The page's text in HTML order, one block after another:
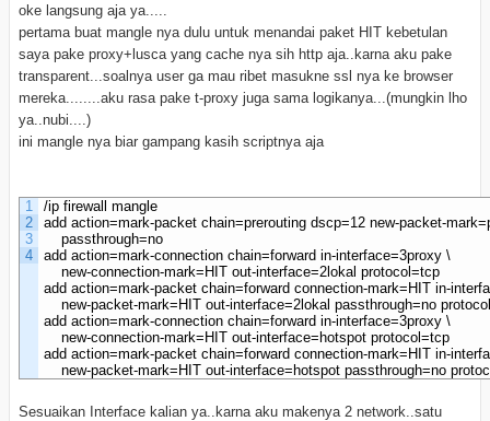
oke langsung aja ya.....
pertama buat mangle nya dulu untuk menandai paket HIT kebetulan
saya pake proxy+lusca yang cache nya sih http aja..karna aku pake
transparent...soalnya user ga mau ribet masukne ssl nya ke browser
mereka........aku rasa pake t-proxy juga sama logikanya...(mungkin lho
ya..nubi....)
ini mangle nya biar gampang kasih scriptnya aja
1
2
3
4
/ip firewall mangle
add action=mark-packet chain=prerouting dscp=12 new-packet-
    passthrough=no
add action=mark-connection chain=forward in-interface=3proxy \
    new-connection-mark=HIT out-interface=2lokal protocol=tcp
add action=mark-packet chain=forward connection-mark=HIT in-
new-packet-mark=HIT out-interface=2lokal passthrough=no
add action=mark-connection chain=forward in-interface=3proxy \
    new-connection-mark=HIT out-interface=hotspot protocol=tcp
add action=mark-packet chain=forward connection-mark=HIT in-
new-packet-mark=HIT out-interface=hotspot passthrough=no
Sesuaikan Interface kalian ya..karna aku makenya 2 network..satu